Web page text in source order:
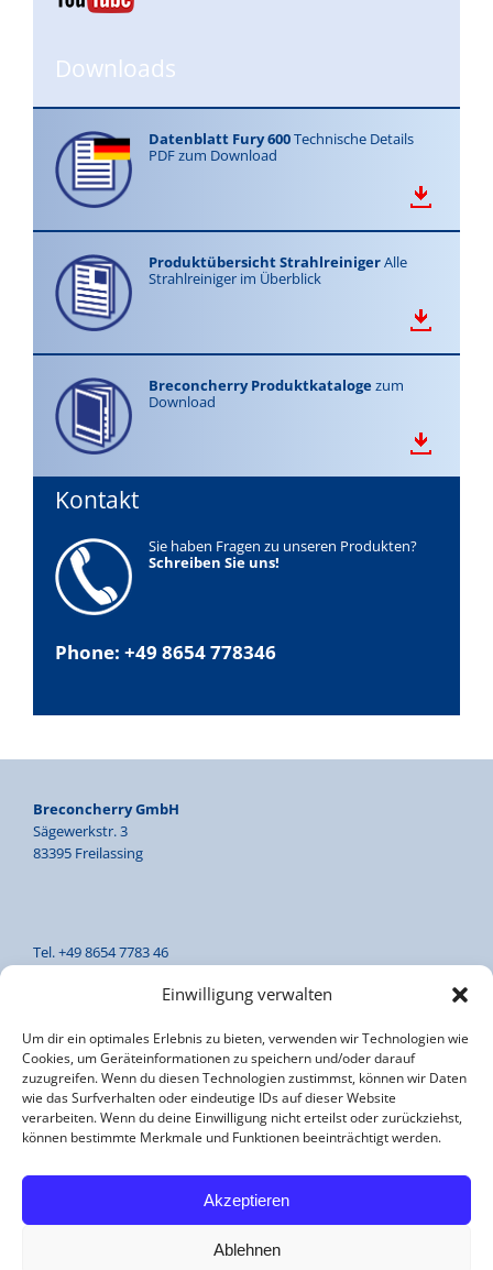
Einwilligung verwalten
Um dir ein optimales Erlebnis zu bieten, verwenden wir Technologien wie
Cookies, um Geräteinformationen zu speichern und/oder darauf
zuzugreifen. Wenn du diesen Technologien zustimmst, können wir Daten
wie das Surfverhalten oder eindeutige IDs auf dieser Website
verarbeiten. Wenn du deine Einwilligung nicht erteilst oder zurückziehst,
können bestimmte Merkmale und Funktionen beeinträchtigt werden.
Akzeptieren
Ablehnen
Downloads
Datenblatt Fury 600Technische Details
PDF zum Download
Produktübersicht StrahlreinigerAlle
Strahlreiniger im Überblick
Breconcherry Produktkatalogezum
Download
Kontakt
Sie haben Fragen zu unseren Produkten?
Schreiben Sie uns!
Phone: +49 8654 778346
Breconcherry GmbH
Sägewerkstr. 3
83395 Freilassing
Tel. +49 8654 7783 46
office@breconcherry.de
www.breconcherry.de